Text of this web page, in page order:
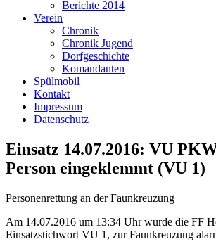
Berichte 2014
Verein
Chronik
Chronik Jugend
Dorfgeschichte
Komandanten
Spülmobil
Kontakt
Impressum
Datenschutz
Einsatz 14.07.2016: VU
Person eingeklemmt (VU 1)
Personenrettung an der Faunkreuzung
Am 14.07.2016 um 13:34 Uhr wurde die FF
Einsatzstichwort VU 1, zur Faunkreuzung